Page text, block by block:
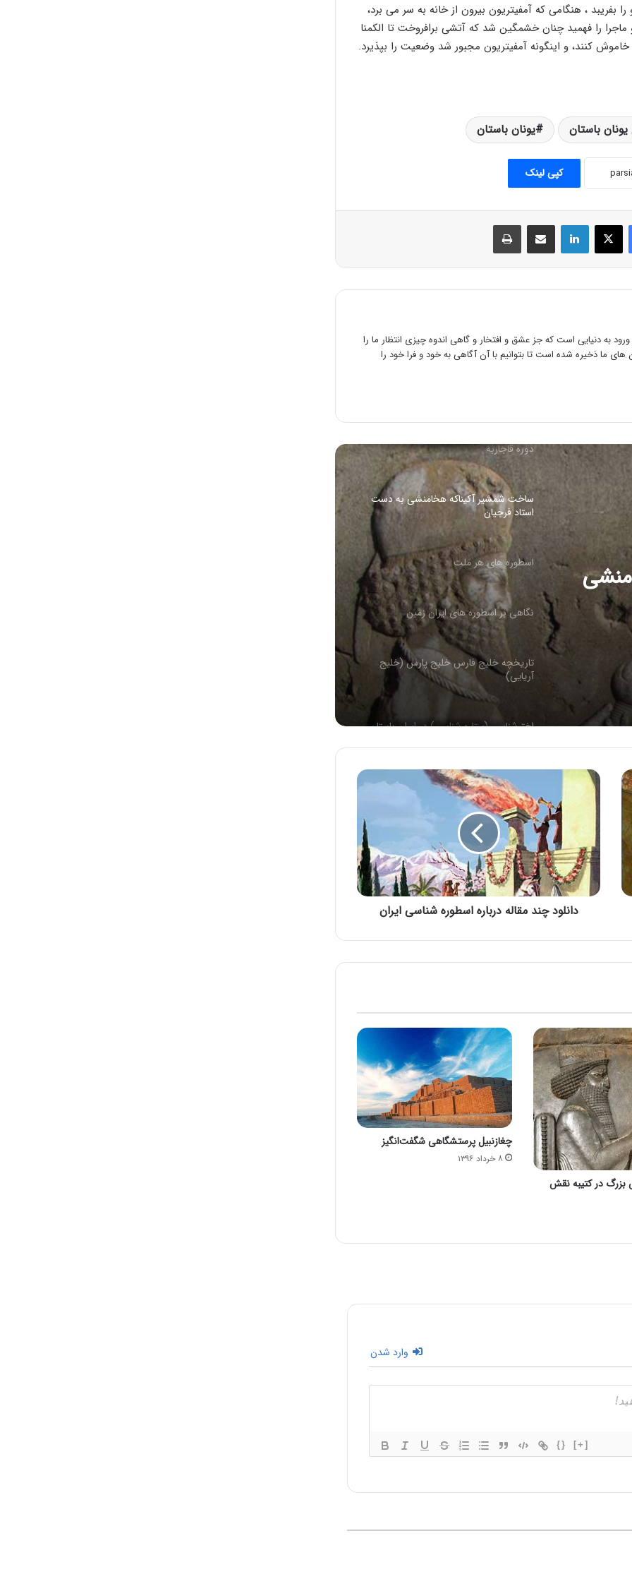
بفریبد ، هنگامی که آمفیتریون بیرون از خانه به سر می برد،
را فهمید چنان خشمگین شد که آتشی برافروخت تا الکمنا
کنند، و اینگونه آمفیتریون مجبور شد وضعیت را بپذیرد.
باستان یونان باستان
کپی لینک
فیس بوک X لینکدین اشتراک گذاری از طریق ایمیل چاپ
به دنیایی است که جز عشق و افتخار و گاهی اندوه چیزی انتظار ما را
ما ذخیره شده است تا بتوانیم با آن آگاهی به خود و فرا خود را
اخترشناسی (ستاره شناسی) در ایران باستان
واژه مجعول دریای خزر (دریای مازندران یا
دریای کاسپین ؟)
اقوام و تمدنهای باستان ایران و مقایسه
دانستنی های پارسه (تخت جمشید)
دوره قاجاربه
ساخت شمشیر آکیناکه هخامنشی به دست
استاد فرجیان
اسطوره های هر ملت
نگاهی بر اسطوره های ایران زمین
تاریخچه خلیج فارس خلیج پارس (خلیج
آریایی)
اخترشناسی (ستاره شناسی) در ایران باستان
واژه مجعول دریای خزر (دریای مازندران یا
دریای کاسپین ؟)
اقوام و تمدنهای باستان ایران و مقایسه
اجمالی با عصر حاضر
دانستنی های پارسه (تخت جمشید)
دوره قاجاربه
ساخت شمشیر آکیناکه هخامنشی به دست
استاد فرجیان
اسطوره های هر ملت
آریایی)
دانلود چند مقاله درباره اسطوره شناسی ایران
بزرگ در کتیبه نقش
چغازنبیل پرستشگاهی شگفت‌انگیز
۸ خرداد ۱۳۹۶
وارد شدن
{} [+]